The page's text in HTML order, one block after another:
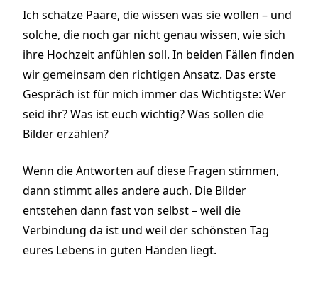
Ich schätze Paare, die wissen was sie wollen – und
solche, die noch gar nicht genau wissen, wie sich
ihre Hochzeit anfühlen soll. In beiden Fällen finden
wir gemeinsam den richtigen Ansatz. Das erste
Gespräch ist für mich immer das Wichtigste: Wer
seid ihr? Was ist euch wichtig? Was sollen die
Bilder erzählen?
Wenn die Antworten auf diese Fragen stimmen,
dann stimmt alles andere auch. Die Bilder
entstehen dann fast von selbst – weil die
Verbindung da ist und weil der schönsten Tag
eures Lebens in guten Händen liegt.